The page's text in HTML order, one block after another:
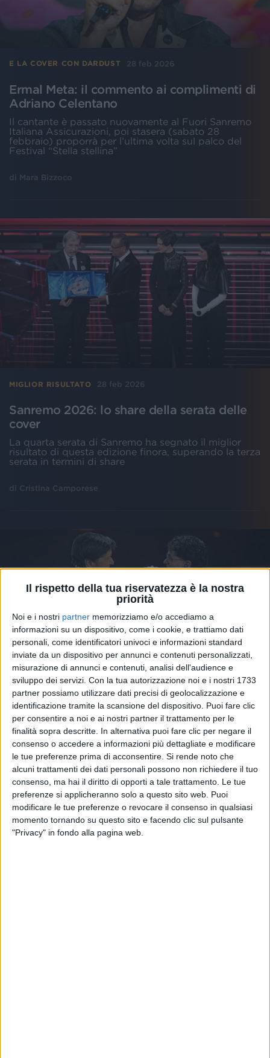
Il rispetto della tua riservatezza è la nostra
priorità
Noi e i nostri partner memorizziamo e/o accediamo a
informazioni su un dispositivo, come i cookie, e trattiamo dati
personali, come identificatori univoci e informazioni standard
inviate da un dispositivo per annunci e contenuti personalizzati,
misurazione di annunci e contenuti, analisi dell'audience e
sviluppo dei servizi. Con la tua autorizzazione noi e i nostri 1733
partner possiamo utilizzare dati precisi di geolocalizzazione e
identificazione tramite la scansione del dispositivo. Puoi fare clic
per consentire a noi e ai nostri partner il trattamento per le
finalità sopra descritte. In alternativa puoi fare clic per negare il
consenso o accedere a informazioni più dettagliate e modificare
le tue preferenze prima di acconsentire. Si rende noto che
alcuni trattamenti dei dati personali possono non richiedere il tuo
consenso, ma hai il diritto di opporti a tale trattamento. Le tue
preferenze si applicheranno solo a questo sito web. Puoi
modificare le tue preferenze o revocare il consenso in qualsiasi
momento tornando su questo sito e facendo clic sul pulsante
"Privacy" in fondo alla pagina web.
E LA COVER CON DARDUST 28 feb 2026
Ermal Meta: il commento ai complimenti di
Adriano Celentano
Il cantante è passato nuovamente al Fuori Sanremo
Italiana Assicurazioni, poi stasera (sabato 28
febbraio) proporrà per l’ultima volta sul palco del
Festival “Stella stellina”
di Mara Bizzoco
MIGLIOR RISULTATO 28 feb 2026
Sanremo 2026: lo share della serata delle
cover
La quarta serata di Sanremo ha segnato il miglior
risultato di questa edizione finora, superando la terza
serata in termini di share
di Cristina Camporese
DUETTO PADRE E FIGLIO 27 feb 2026
Gianni Morandi raggiunge a sorpresa
Tredici Pietro all'Ariston
Colpo di scena al Festival: l'artista ha cantato insieme
al figlio "Vita", brano scritto, composto ed eseguito
insieme al grande Lucio Dalla
di Cristina Camporese